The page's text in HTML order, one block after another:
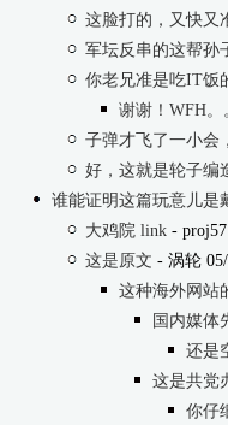
这脸打的，又快又
军坛反串的这帮孙
你老兄准是吃IT饭
谢谢！WFH。
子弹才飞了一小会
好，这就是轮子编
谁能证明这篇玩意儿是
大鸡院 link -
这是原文 - 涡轮
这种海外网站的
国内媒体
还是
这是共党
你仔